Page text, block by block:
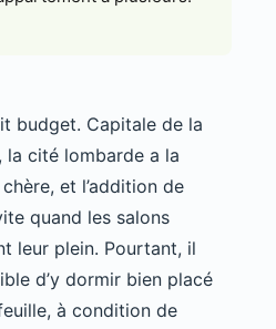
budget. Capitale de la
la cité lombarde a la
et l’addition de
quand les salons
leur plein. Pourtant, il
d’y dormir bien placé
à condition de